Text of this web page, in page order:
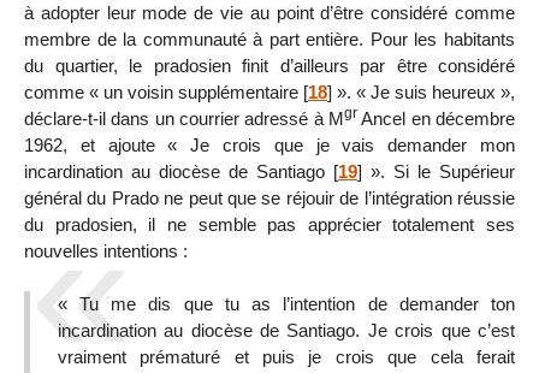
à adopter leur mode de vie au point d’être considéré comme
membre de la communauté à part entière. Pour les habitants
du quartier, le pradosien finit d’ailleurs par être considéré
comme « un voisin supplémentaire [18] ». « Je suis heureux »,
déclare-t-il dans un courrier adressé à Mgr Ancel en décembre
1962, et ajoute « Je crois que je vais demander mon
incardination au diocèse de Santiago [19] ». Si le Supérieur
général du Prado ne peut que se réjouir de l’intégration réussie
du pradosien, il ne semble pas apprécier totalement ses
nouvelles intentions :
« Tu me dis que tu as l’intention de demander ton
incardination au diocèse de Santiago. Je crois que c’est
vraiment prématuré et puis je crois que cela ferait